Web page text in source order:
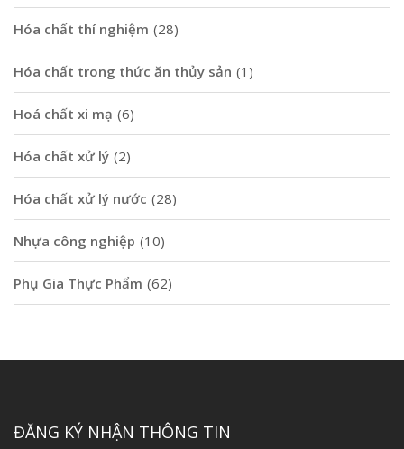
Hóa chất thí nghiệm (28)
Hóa chất trong thức ăn thủy sản (1)
Hoá chất xi mạ (6)
Hóa chất xử lý (2)
Hóa chất xử lý nước (28)
Nhựa công nghiệp (10)
Phụ Gia Thực Phẩm (62)
ĐĂNG KÝ NHẬN THÔNG TIN